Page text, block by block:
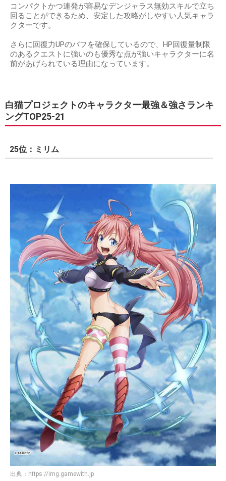
コンパクトかつ連発が容易なデンジャラス無効スキルで立ち
回ることができるため、安定した攻略がしやすい人気キャラ
クターです。
さらに回復力UPのバフを確保しているので、HP回復量制限
のあるクエストに強いのも優秀な点が強いキャラクターに名
前があげられている理由になっています。
白猫プロジェクトのキャラクター最強＆強さランキ
ングTOP25-21
25位：ミリム
出典： https://img.gamewith.jp